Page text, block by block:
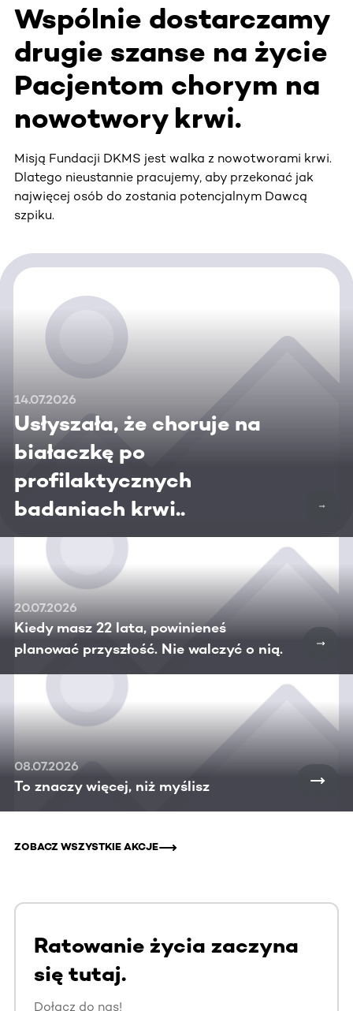
Wspólnie dostarczamy
drugie szanse na życie
Pacjentom chorym na
nowotwory krwi.
Misją Fundacji DKMS jest walka z nowotworami krwi.
Dlatego nieustannie pracujemy, aby przekonać jak
najwięcej osób do zostania potencjalnym Dawcą
szpiku.
14.07.2026
Usłyszała, że choruje na
białaczkę po
profilaktycznych
badaniach krwi..
20.07.2026
Kiedy masz 22 lata, powinieneś
planować przyszłość. Nie walczyć o nią.
08.07.2026
To znaczy więcej, niż myślisz
ZOBACZ WSZYSTKIE AKCJE
Ratowanie życia zaczyna
się tutaj.
Dołącz do nas!